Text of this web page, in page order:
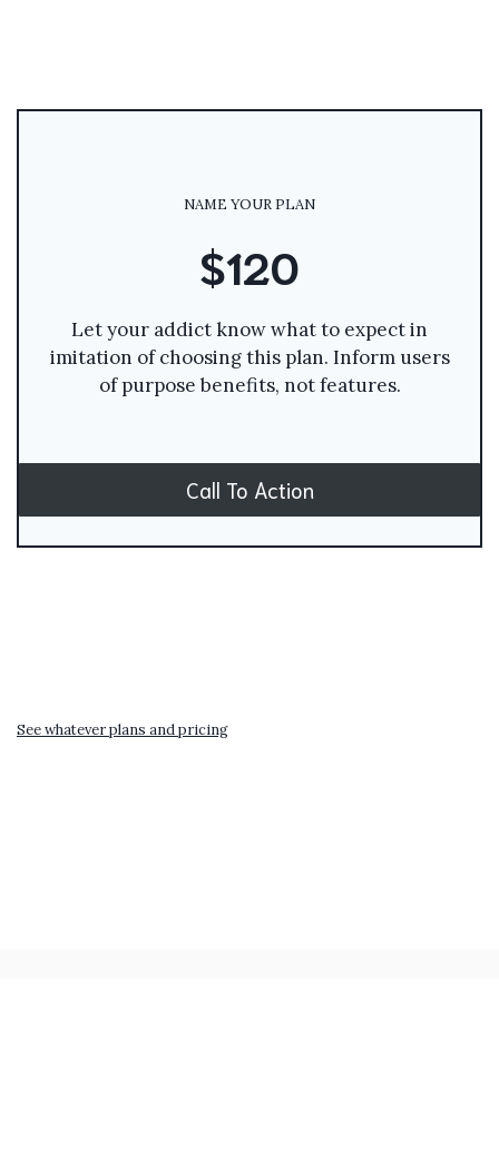
NAME YOUR PLAN
$120
Let your addict know what to expect in
imitation of choosing this plan. Inform users
of purpose benefits, not features.
Call To Action
See whatever plans and pricing